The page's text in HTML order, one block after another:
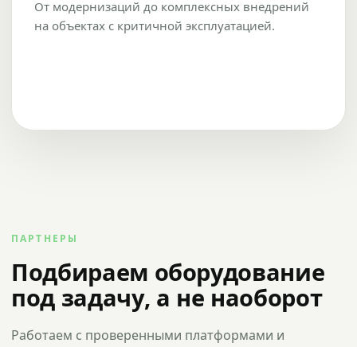
От модернизаций до комплексных внедрений
на объектах с критичной эксплуатацией.
ПАРТНЕРЫ
Подбираем оборудование
под задачу, а не наоборот
Работаем с проверенными платформами и